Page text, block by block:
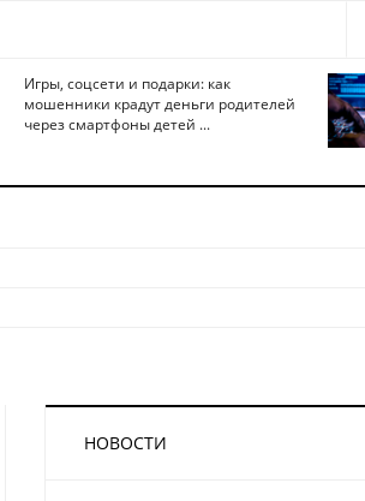
Игры, соцсети и подарки: как
мошенники крадут деньги родителей
через смартфоны детей ...
НОВОСТИ